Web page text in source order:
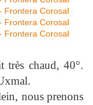
très chaud, 40°.
nous prenons